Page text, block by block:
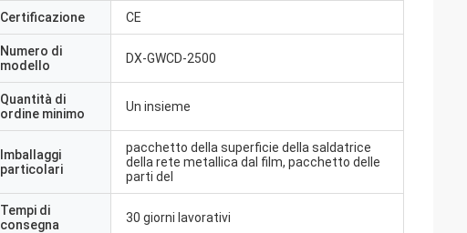
Certificazione CE
Numero di
modello
DX-GWCD-2500
Quantità di
ordine minimo
Un insieme
Imballaggi
particolari
pacchetto della superficie della saldatrice
della rete metallica dal film, pacchetto delle
parti del
Tempi di
consegna
30 giorni lavorativi